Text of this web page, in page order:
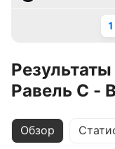
1
Равель С -
Обзор